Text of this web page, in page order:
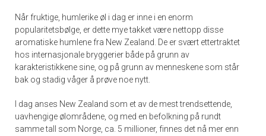
Når fruktige, humlerike øl i dag er inne i en enorm
popularitetsbølge, er dette mye takket være nettopp disse
aromatiske humlene fra New Zealand. De er svært ettertraktet
hos internasjonale bryggerier både på grunn av
karakteristikkene sine, og på grunn av menneskene som står
bak og stadig våger å prøve noe nytt.
I dag anses New Zealand som et av de mest trendsettende,
uavhengige ølområdene, og med en befolkning på rundt
samme tall som Norge, ca. 5 millioner, finnes det nå mer enn